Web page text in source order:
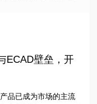
ECAD壁垒，开
品已成为市场的主流